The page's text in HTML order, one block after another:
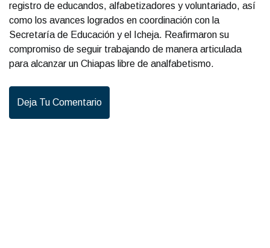
registro de educandos, alfabetizadores y voluntariado, así
como los avances logrados en coordinación con la
Secretaría de Educación y el Icheja. Reafirmaron su
compromiso de seguir trabajando de manera articulada
para alcanzar un Chiapas libre de analfabetismo.
Deja Tu Comentario